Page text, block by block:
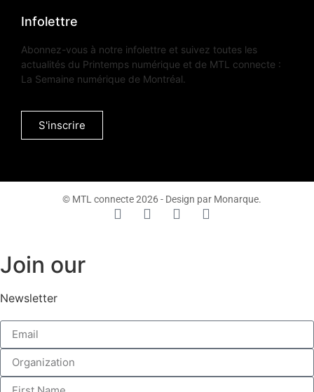
Infolettre
Abonnez-vous à notre infolettre et suivez toutes les
actualités du Printemps numérique et de MTL connecte :
La Semaine numérique de Montréal.
S'inscrire
© MTL connecte 2026 - Design par Monarque.
Join our
Newsletter